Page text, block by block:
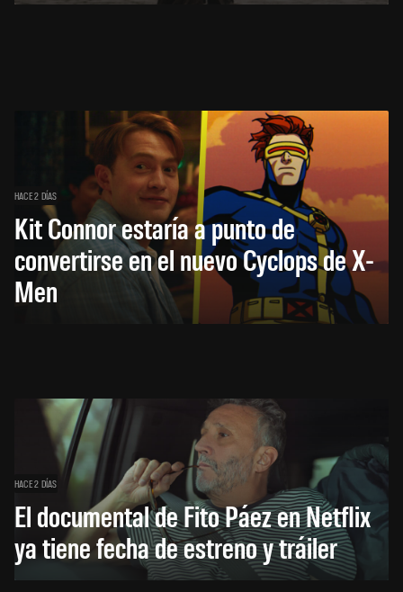
HACE 2 DÍAS
Kit Connor estaría a punto de
convertirse en el nuevo Cyclops de X-
Men
HACE 2 DÍAS
El documental de Fito Páez en Netflix
ya tiene fecha de estreno y tráiler